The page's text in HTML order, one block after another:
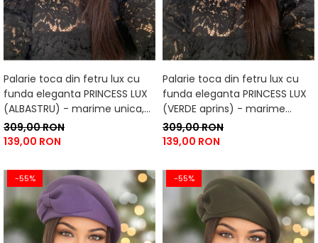
Palarie toca din fetru lux cu
funda eleganta PRINCESS LUX
(ALBASTRU) - marime unica,
reglabila
309,00 RON
139,00 RON
Palarie toca din fetru lux cu
funda eleganta PRINCESS LUX
(VERDE aprins) - marime
unica, reglabila
309,00 RON
139,00 RON
-55% -55%